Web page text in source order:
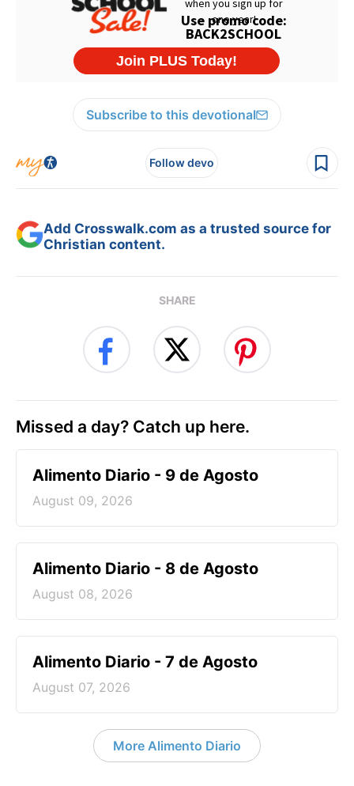
Subscribe to this devotional
Follow devo
Add Crosswalk.com as a trusted source for
Christian content.
SHARE
Missed a day? Catch up here.
Alimento Diario - 9 de Agosto
August 09, 2026
Alimento Diario - 8 de Agosto
August 08, 2026
Alimento Diario - 7 de Agosto
August 07, 2026
More Alimento Diario